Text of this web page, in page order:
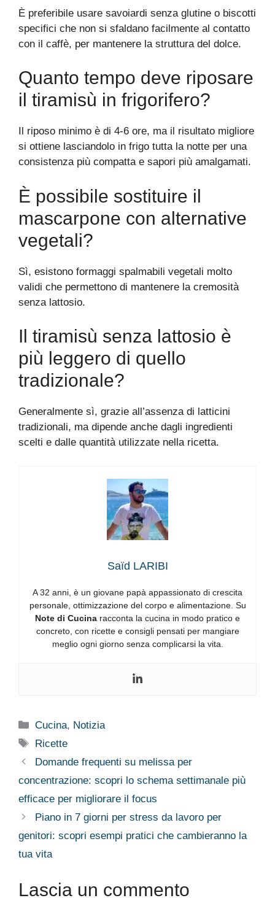
È preferibile usare savoiardi senza glutine o biscotti
specifici che non si sfaldano facilmente al contatto
con il caffè, per mantenere la struttura del dolce.
Quanto tempo deve riposare
il tiramisù in frigorifero?
Il riposo minimo è di 4-6 ore, ma il risultato migliore
si ottiene lasciandolo in frigo tutta la notte per una
consistenza più compatta e sapori più amalgamati.
È possibile sostituire il
mascarpone con alternative
vegetali?
Sì, esistono formaggi spalmabili vegetali molto
validi che permettono di mantenere la cremosità
senza lattosio.
Il tiramisù senza lattosio è
più leggero di quello
tradizionale?
Generalmente sì, grazie all’assenza di latticini
tradizionali, ma dipende anche dagli ingredienti
scelti e dalle quantità utilizzate nella ricetta.
Saïd LARIBI
A 32 anni, è un giovane papà appassionato di crescita
personale, ottimizzazione del corpo e alimentazione. Su
Note di Cucina racconta la cucina in modo pratico e
concreto, con ricette e consigli pensati per mangiare
meglio ogni giorno senza complicarsi la vita.
Categorie
Cucina, Notizia
Tag
Ricette
Domande frequenti su melissa per
concentrazione: scopri lo schema settimanale più
efficace per migliorare il focus
Piano in 7 giorni per stress da lavoro per
genitori: scopri esempi pratici che cambieranno la
tua vita
Lascia un commento